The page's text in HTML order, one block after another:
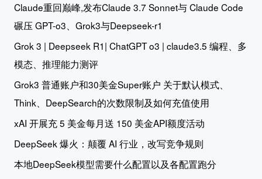
Claude重回巅峰,发布Claude 3.7 Sonnet与 Claude Code
碾压 GPT-o3、Grok3与Deepseek-r1
Grok 3 | Deepseek R1| ChatGPT o3 | claude3.5 编程、多
模态、推理能力测评
Grok3 普通账户和30美金Super账户 关于默认模式、
Think、DeepSearch的次数限制及如何充值使用
xAI 开展充 5 美金每月送 150 美金API额度活动
DeepSeek 爆火：颠覆 AI 行业，改写竞争规则
本地DeepSeek模型需要什么配置以及各配置跑分